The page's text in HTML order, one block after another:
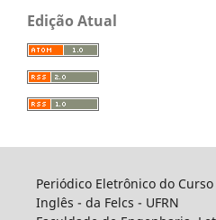
Edição Atual
Periódico Eletrônico do
Inglês - da Felcs - UFRN